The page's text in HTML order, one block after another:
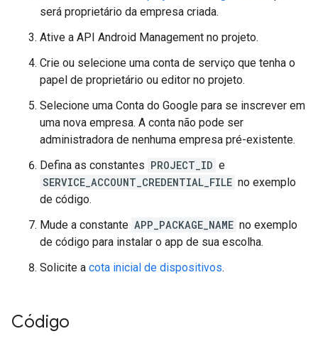
será proprietário da empresa criada.
Ative a API Android Management no projeto.
Crie ou selecione uma conta de serviço que tenha o
papel de proprietário ou editor no projeto.
Selecione uma Conta do Google para se inscrever em
uma nova empresa. A conta não pode ser
administradora de nenhuma empresa pré-existente.
Defina as constantes PROJECT_ID e
SERVICE_ACCOUNT_CREDENTIAL_FILE no exemplo
de código.
Mude a constante APP_PACKAGE_NAME no exemplo
de código para instalar o app de sua escolha.
Solicite a cota inicial de dispositivos.
Código